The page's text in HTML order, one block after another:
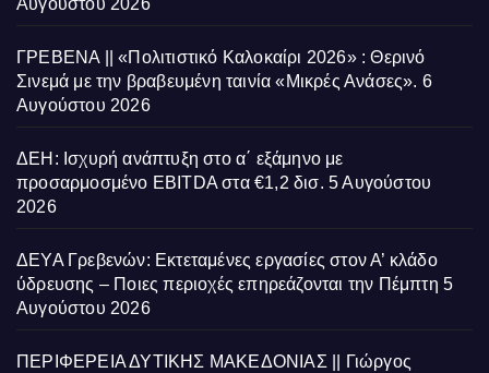
Αυγούστου 2026
ΓΡΕΒΕΝΑ || «Πολιτιστικό Καλοκαίρι 2026» : Θερινό
Σινεμά με την βραβευμένη ταινία «Μικρές Ανάσες». 6
Αυγούστου 2026
ΔΕΗ: Ισχυρή ανάπτυξη στο α΄ εξάμηνο με
προσαρμοσμένο EBITDA στα €1,2 δισ. 5 Αυγούστου
2026
ΔΕΥΑ Γρεβενών: Εκτεταμένες εργασίες στον Α’ κλάδο
ύδρευσης – Ποιες περιοχές επηρεάζονται την Πέμπτη 5
Αυγούστου 2026
ΠΕΡΙΦΕΡΕΙΑ ΔΥΤΙΚΗΣ ΜΑΚΕΔΟΝΙΑΣ || Γιώργος